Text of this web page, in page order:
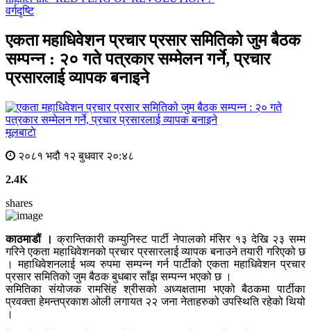
वर्गदृष्टि
एकता महाधिवेशन प्रचार प्रसार समितिको जुम बैठक
सम्पन्न : २० गते पत्रकार सम्मेलन गर्ने, प्रचार
प्रसारलाई व्यापक बनाइने
मूलबाटाे
२०८१ भदौ १२ बुधवार २०:४८
2.4K
shares
काठमाडौं । क्रान्तिकारी कम्युनिस्ट पार्टी नेपालको मंसिर १३ देखि २३ सम्म
गरिने एकता महाधिवेशनको प्रचार प्रसारलाई व्यापक बनाउने तयारी गरिएको छ
। महाधिवेशनलाई भव्य रुपमा सम्पन्न गर्न पार्टीको एकता महाधिवेशन प्रचार
प्रसार समितिको जुम बैठक बुधबार साँझ सम्पन्न भएको छ ।
समितिका संयोजक रामसिंह श्रीसको अध्यक्षतामा भएको बैठकमा पार्टीका
प्रवक्ता हेमन्तप्रकाश ओली लगायत २२ जना नेताहरुको उपस्थिति रहेको थियो
।